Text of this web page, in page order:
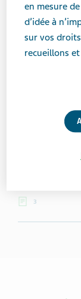
Michelle est
bien-être à
3
en mesure
d’idée à
sur vos
recueillons